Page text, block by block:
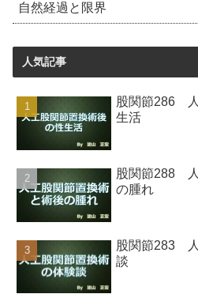
自然経過と限界
人気記事
股関節286
生活
股関節288
の腫れ
股関節283
談